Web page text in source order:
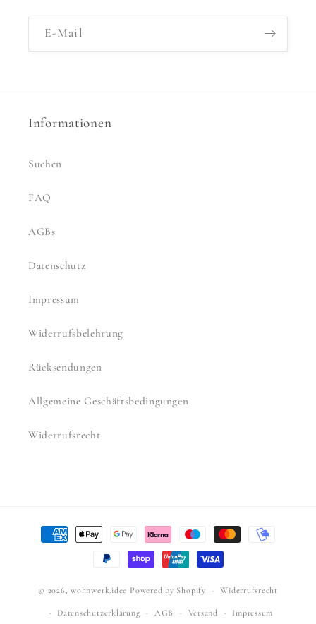
E-Mail
Informationen
Suchen
FAQ
AGBs
Datenschutz
Impressum
Widerrufsbelehrung
Rücksendungen
Allgemeine Geschäftsbedingungen
Widerrufsrecht
Zahlungsmethoden
© 2026,wohnwerk.idee Powered by Shopify Widerrufsrecht
Datenschutzerklärung AGB Versand Impressum